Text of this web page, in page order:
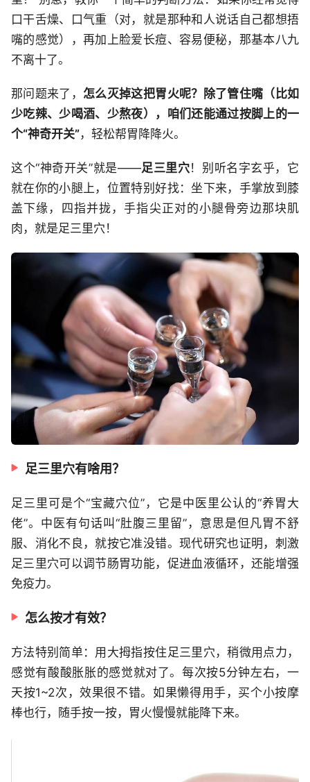
口干舌燥、口气重（对，就是那种和人说话自己都想捂
嘴的感觉），再加上脸爱长痘、容易便秘，那基本八九
不离十了。
那问题来了， 怎么灭掉这把胃火呢？除了管住嘴（比如
少吃辣、少喝酒、少熬夜），咱们还能通过按脚上的一
个“神奇开关”，轻松帮胃降降火。
这个“神奇开关”就是——足三里穴！别听名字玄乎，它
就在你的小腿上，位置特别好找：坐下来，手掌放到膝
盖下缘，四指并拢，手指尖正对的小腿骨旁边那块肌
肉，就是足三里穴！
足三里穴有啥用？
足三里可是个“宝藏穴位”，它是中医里公认的“养胃大
佬”。中医有句话叫“肚腹三里留”，意思是但凡胃不舒
服、消化不良，就按它准没错。现代研究也证明，刺激
足三里穴可以调节肠胃功能，促进血液循环，还能增强
免疫力。
怎么按才有效？
方法特别简单：用大拇指按住足三里穴，稍微用点力，
感觉有酸酸胀胀的感觉就对了。每次按5分钟左右，一
天按1~2次，效果很不错。如果懒得用手，买个小按摩
棒也行，随手按一按，胃火慢慢就能降下来。